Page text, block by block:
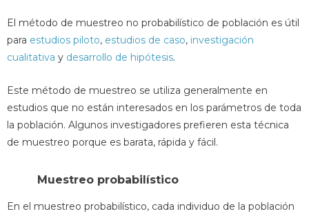
El método de muestreo no probabilístico de población es útil
para estudios piloto, estudios de caso, investigación
cualitativa y desarrollo de hipótesis.
Este método de muestreo se utiliza generalmente en
estudios que no están interesados ​​en los parámetros de toda
la población. Algunos investigadores prefieren esta técnica
de muestreo porque es barata, rápida y fácil.
Muestreo probabilístico
En el muestreo probabilístico, cada individuo de la población